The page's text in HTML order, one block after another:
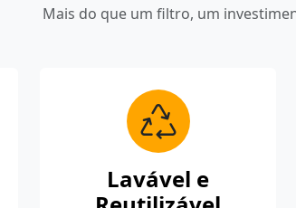
Mais do que um filtro, um
Lavável e